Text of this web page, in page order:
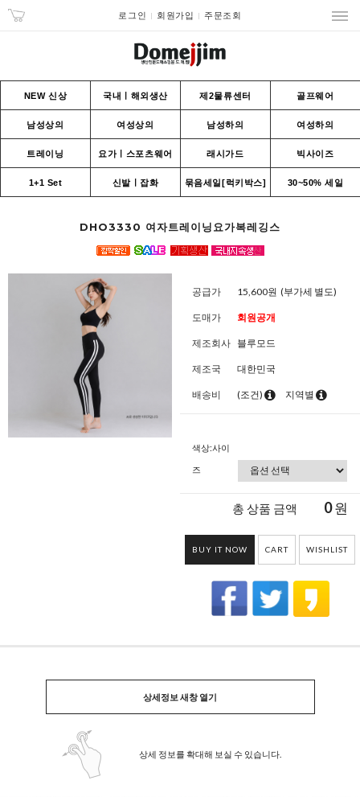
로그인 회원가입 주문조회
NEW 신상 국내ㅣ해외생산 제2물류센터 골프웨어
남성상의 여성상의 남성하의 여성하의
트레이닝 요가ㅣ스포츠웨어 래시가드 빅사이즈
1+1 Set 신발ㅣ잡화 묶음세일[럭키박스] 30~50% 세일
DHO3330 여자트레이닝요가복레깅스
공급가 15,600원 (부가세 별도)
도매가 회원공개
제조회사 블루모드
제조국 대한민국
배송비 (조건) 지역별
색상:사이
즈
총 상품 금액 0원
BUY IT NOW CART WISHLIST
상세정보 새창 열기
상세 정보를 확대해 보실 수 있습니다.